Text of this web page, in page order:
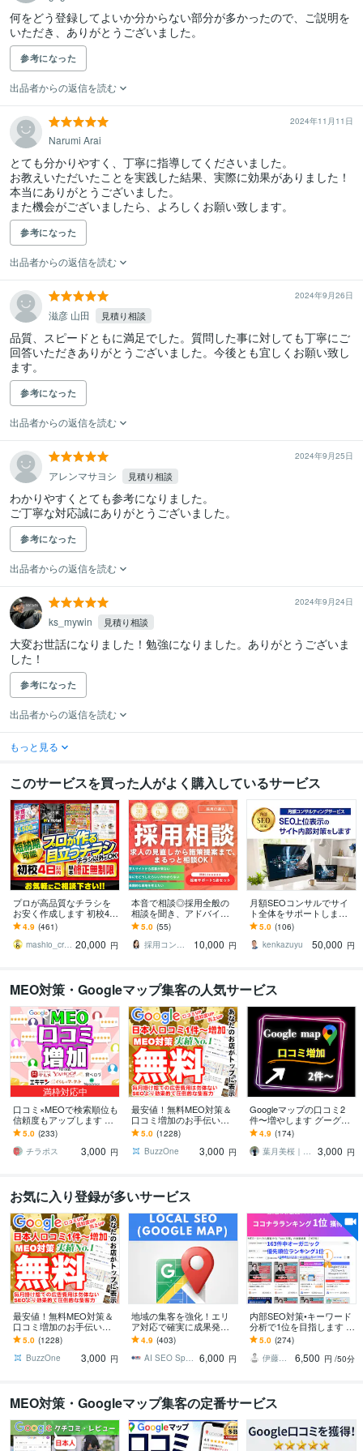
何をどう登録してよいか分からない部分が多かったので、ご説明を
参考になった
出品者からの返信を読む
2024年11月11日
Narumi Arai
とても分かりやすく、丁寧に指導してくださいました。
お教えいただいたことを実践した結果、実際に効果がありました！
本当にありがとうございました。
また機会がございましたら、よろしくお願い致します。
参考になった
出品者からの返信を読む
2024年9月26日
滋彦 山田 見積り相談
品質、スピードともに満足でした。質問した事に対しても丁寧にご
回答いただきありがとうございました。今後とも宜しくお願い致し
ます。
参考になった
出品者からの返信を読む
2024年9月25日
アレンマサヨシ 見積り相談
わかりやすくとても参考になりました。
ご丁寧な対応誠にありがとうございました。
参考になった
出品者からの返信を読む
2024年9月24日
ks_mywin 見積り相談
大変お世話になりました！勉強になりました。ありがとうございま
した！
参考になった
出品者からの返信を読む
もっと見る
このサービスを買った人がよく購入しているサービス
プロが高品質なチラシを
お安く作成します 初校4日
以内！細かい修正無制
限！ポスター、DM、名刺
なども！
4.9 (461)
mashio_creat 20,000 円
本音で相談◎採用全般の
相談を聞き、アドバイス
します 採用業界歴9年×50
0社支援実績あり!!【求人/
採用のプロ】
5.0 (55)
採用コンサルタント山之口｜メッセージ歓迎
10,000 円
月額SEOコンサルでサイ
ト全体をサポートします
評価5.0｜1か月から試せ
る丁寧なサポート付きで
安心
5.0 (106)
kenkazuyu
50,000 円
MEO対策・Googleマップ集客の人気サービス
満枠対応中
口コミ×MEOで検索順位も
信頼度もアップします リ
アルなクチコミで信頼と
来店数アップ！
5.0 (233)
チラポス
3,000 円
最安値！無料MEO対策＆
口コミ増加のお手伝いし
ます ⭐️日本人からの最適
なワードを含む対策でGo
ogle上位表示
5.0 (1228)
BuzzOne
3,000 円
Googleマップの口コミ2
件〜増やします グーグル
マップの口コミ増加しま
す/保証有り
4.9 (174)
葉月美桜｜SNSデザイナー
3,000 円
お気に入り登録が多いサービス
最安値！無料MEO対策＆
口コミ増加のお手伝いし
ます ⭐️日本人からの最適
なワードを含む対策でGo
ogle上位表示
5.0 (1228)
BuzzOne
3,000 円
地域の集客を強化！エリ
ア対応で確実に成果発生
します 広範囲1.5万マイル
をカバー！効果抜群のマ
ップ埋込MEO戦略
4.9 (403)
AI SEO Specialist 6,000 円
内部SEO対策•キーワード
分析で1位を目指します ワ
ンレッスン地域名検索1位
の実績多数！全て満点評
価で継続中！
5.0 (274)
伊藤優里＠SEOに強いWEBサイト制作
6,500 円 /50分
MEO対策・Googleマップ集客の定番サービス